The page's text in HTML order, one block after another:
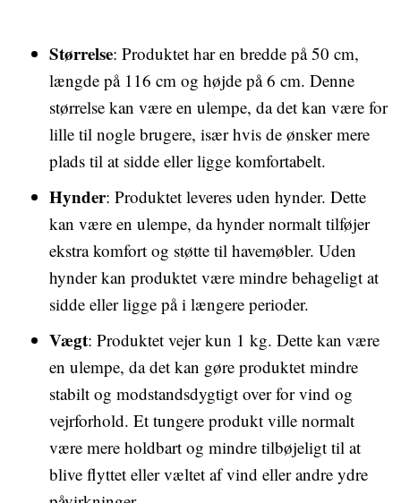
Størrelse: Produktet har en bredde på 50 cm,
længde på 116 cm og højde på 6 cm. Denne
størrelse kan være en ulempe, da det kan være for
lille til nogle brugere, især hvis de ønsker mere
plads til at sidde eller ligge komfortabelt.
Hynder: Produktet leveres uden hynder. Dette
kan være en ulempe, da hynder normalt tilføjer
ekstra komfort og støtte til havemøbler. Uden
hynder kan produktet være mindre behageligt at
sidde eller ligge på i længere perioder.
Vægt: Produktet vejer kun 1 kg. Dette kan være
en ulempe, da det kan gøre produktet mindre
stabilt og modstandsdygtigt over for vind og
vejrforhold. Et tungere produkt ville normalt
være mere holdbart og mindre tilbøjeligt til at
blive flyttet eller væltet af vind eller andre ydre